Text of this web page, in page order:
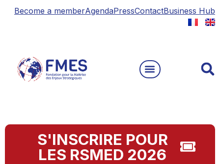
Become a memberAgendaPressContactBusiness Hub
S'INSCRIRE POUR
LES RSMED 2026